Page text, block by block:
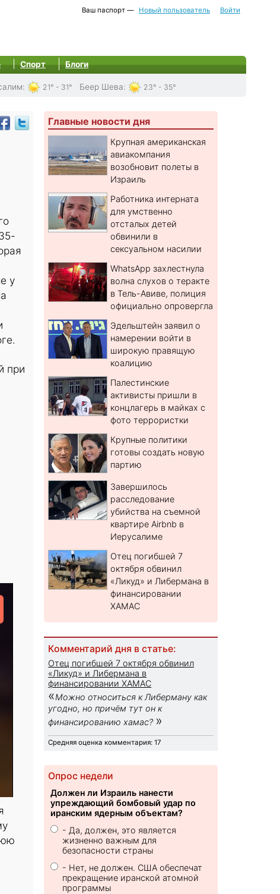
Ваш паспорт — Новый пользователь Войти
Спорт Блоги
: 21° - 31° Беер Шева: 23° - 35°
у
при
Главные новости дня
Крупная американская
авиакомпания
возобновит полеты в
Израиль
Работника интерната
для умственно
отсталых детей
обвинили в
сексуальном насилии
WhatsApp захлестнула
волна слухов о теракте
в Тель-Авиве, полиция
официально опровергла
Эдельштейн заявил о
намерении войти в
широкую правящую
коалицию
Палестинские
активисты пришли в
концлагерь в майках с
фото террористки
Крупные политики
готовы создать новую
партию
Завершилось
расследование
убийства на съемной
квартире Airbnb в
Иерусалиме
Отец погибшей 7
октября обвинил
«Ликуд» и Либермана в
финансировании
ХАМАС
Комментарий дня в статье:
Отец погибшей 7 октября обвинил
«Ликуд» и Либермана в
финансировании ХАМАС
«Можно относиться к Либерману как
угодно, но причём тут он к
финансированию хамас? »
Средняя оценка комментария: 17
Опрос недели
Должен ли Израиль нанести
упреждающий бомбовый удар по
иранским ядерным объектам?
- Да, должен, это является
жизненно важным для
безопасности страны
- Нет, не должен. США обеспечат
прекращение иранской атомной
программы